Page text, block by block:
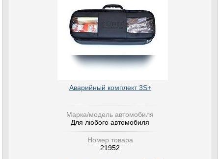
Аварийный комплект 3S+
Марка/модель автомобиля
Для любого автомобиля
Номер товара
21952